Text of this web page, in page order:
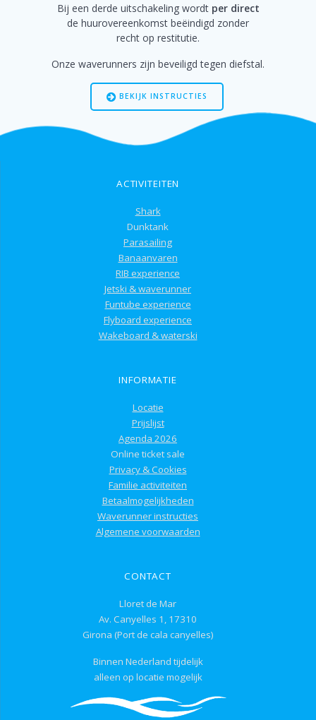
Bij een derde uitschakeling wordt per direct
de huurovereenkomst beëindigd zonder
recht op restitutie.
Onze waverunners zijn beveiligd tegen diefstal.
BEKIJK INSTRUCTIES
ACTIVITEITEN
Shark
Dunktank
Parasailing
Banaanvaren
RIB experience
Jetski & waverunner
Funtube experience
Flyboard experience
Wakeboard & waterski
INFORMATIE
Locatie
Prijslijst
Agenda 2026
Online ticket sale
Privacy & Cookies
Familie activiteiten
Betaalmogelijkheden
Waverunner instructies
Algemene voorwaarden
CONTACT
Lloret de Mar
Av. Canyelles 1, 17310
Girona (Port de cala canyelles)
Binnen Nederland tijdelijk
alleen op locatie mogelijk